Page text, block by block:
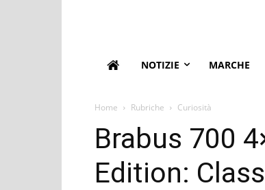
NOTIZIE MARCHE
Home Rubriche Curiosità
Brabus 700
Edition: